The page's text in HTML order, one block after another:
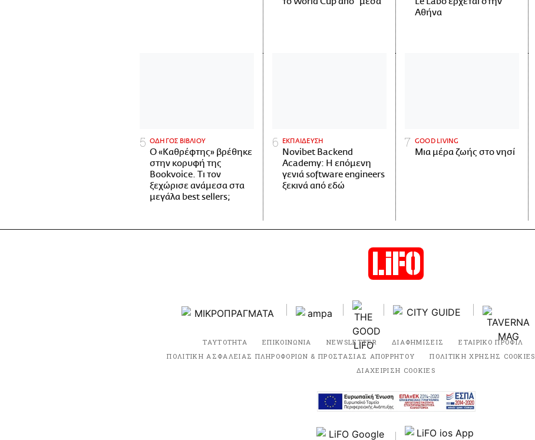
Αθήνα
ΟΔΗΓΟΣ ΒΙΒΛΙΟΥ
Ο «Καθρέφτης» βρέθηκε
στην κορυφή της
Bookvoice. Τι τον
ξεχώρισε ανάμεσα στα
μεγάλα best sellers;
ΕΚΠΑΙΔΕΥΣΗ
Novibet Backend
Academy: Η επόμενη
γενιά software engineers
ξεκινά από εδώ
GOOD LIVING
Μια μέρα ζωής στο νησί
ΤΑΥΤΟΤΗΤΑ ΕΠΙΚΟΙΝΩΝΙΑ NEWSLETTER ΔΙΑΦΗΜΙΣΕΙΣ ΕΤΑΙΡΙΚΟ ΠΡΟΦΙΛ
ΠΟΛΙΤΙΚΗ ΑΣΦΑΛΕΙΑΣ ΠΛΗΡΟΦΟΡΙΩΝ & ΠΡΟΣΤΑΣΙΑΣ ΑΠΟΡΡΗΤΟΥ
ΠΟΛΙΤΙΚΗ ΧΡΗΣΗΣ COOKIES
ΔΙΑΧΕΙΡΙΣΗ COOKIES